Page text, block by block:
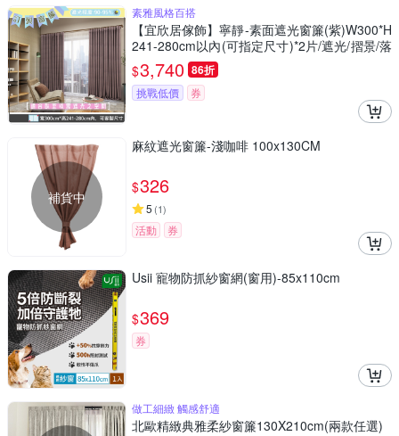
素雅風格百搭
【宜欣居傢飾】寧靜-素面遮光窗簾(紫)W300*H
241-280cm以內(可指定尺寸)*2片/遮光/摺景/落
地/窗簾/台灣製MIT
$3,740 86折
挑戰低價 券
補貨中
麻紋遮光窗簾-淺咖啡 100x130CM
$326
5 (1)
活動 券
Usii 寵物防抓紗窗網(窗用)-85x110cm
$369
券
做工細緻 觸感舒適
北歐精緻典雅柔紗窗簾130X210cm(兩款任選)